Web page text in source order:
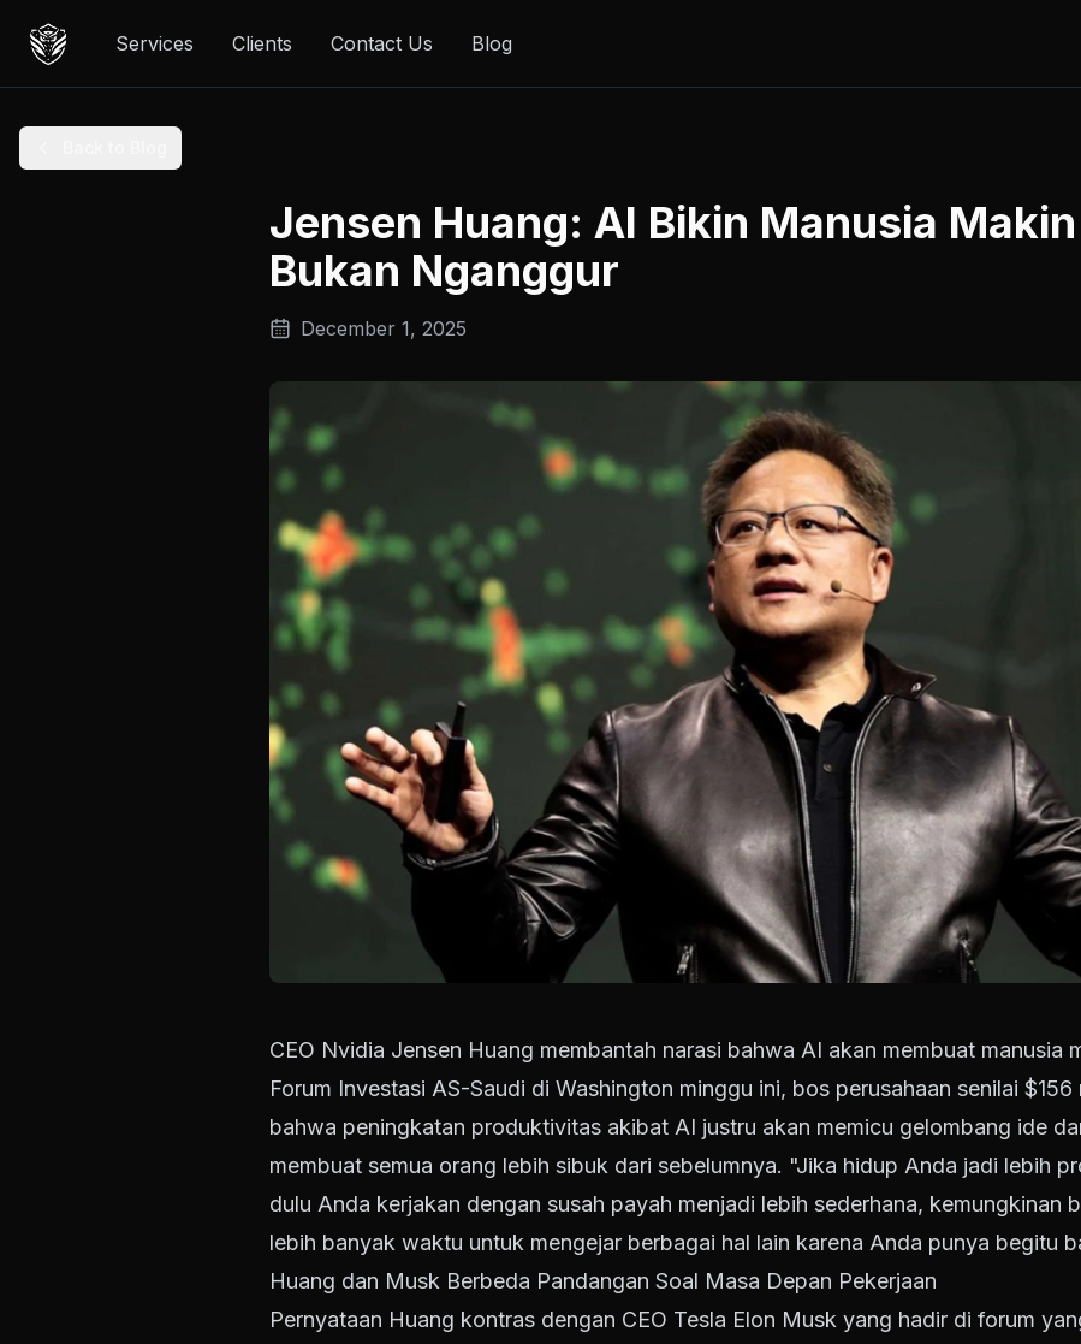
Services Clients Contact Us Blog
Jensen Huang: AI Bikin Manusia
Bukan Nganggur
December 1, 2025
CEO Nvidia Jensen Huang membantah narasi bahwa AI akan membuat manusia
Forum Investasi AS-Saudi di Washington minggu ini, bos perusahaan senilai $156
bahwa peningkatan produktivitas akibat AI justru akan memicu gelombang ide
membuat semua orang lebih sibuk dari sebelumnya. "Jika hidup Anda jadi lebih
dulu Anda kerjakan dengan susah payah menjadi lebih sederhana, kemungkinan
lebih banyak waktu untuk mengejar berbagai hal lain karena Anda punya begitu
Huang dan Musk Berbeda Pandangan Soal Masa Depan Pekerjaan
Pernyataan Huang kontras dengan CEO Tesla Elon Musk yang hadir di forum